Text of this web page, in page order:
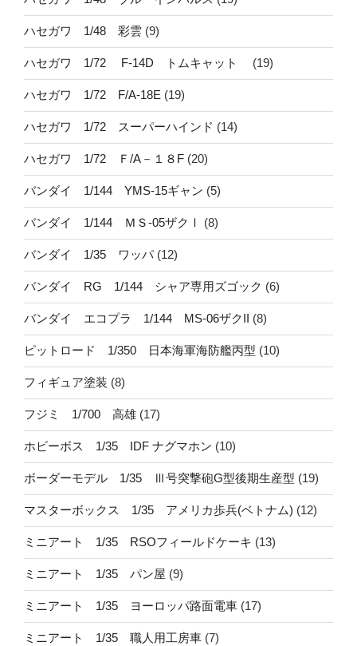
ハセガワ 1/48 彩雲 (9)
ハセガワ 1/72 F-14D トムキャット (19)
ハセガワ 1/72 F/A-18E (19)
ハセガワ 1/72 スーパーハインド (14)
ハセガワ 1/72 Ｆ/A－１８F (20)
バンダイ 1/144 YMS-15ギャン (5)
バンダイ 1/144 ＭＳ-05ザクⅠ (8)
バンダイ 1/35 ワッパ(12)
バンダイ RG 1/144 シャア専用ズゴック (6)
バンダイ エコプラ 1/144 MS-06ザクII (8)
ピットロード 1/350 日本海軍海防艦丙型 (10)
フィギュア塗装 (8)
フジミ 1/700 高雄 (17)
ホビーボス 1/35 IDF ナグマホン (10)
ボーダーモデル 1/35 Ⅲ号突撃砲G型後期生産型 (19)
マスターボックス 1/35 アメリカ歩兵(ベトナム) (12)
ミニアート 1/35 RSOフィールドケーキ (13)
ミニアート 1/35 パン屋 (9)
ミニアート 1/35 ヨーロッパ路面電車 (17)
ミニアート 1/35 職人用工房車 (7)